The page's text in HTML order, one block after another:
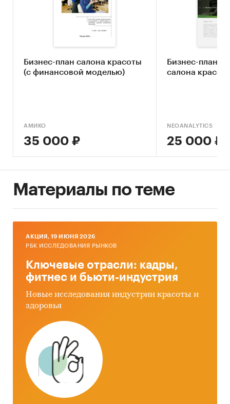
Бизнес-план салона красоты
(с финансовой моделью)
АМИКО
35 000 ₽
Бизнес-план
салона
NEOANALYTICS
25 000 ₽
Материалы по теме
AКЦИЯ, 19 ИЮНЯ 2026
РБК ИССЛЕДОВАНИЯ РЫНКОВ
Ключевые отрасли: кадры,
фитнес и бьюти-индустрия
Новые исследования индустрии красоты и
здоровья